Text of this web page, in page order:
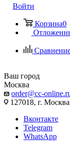
Войти
Корзина0
Ваш город
Москва
order@cc-
127018, г.
Вконтакте
Telegram
WhatsApp